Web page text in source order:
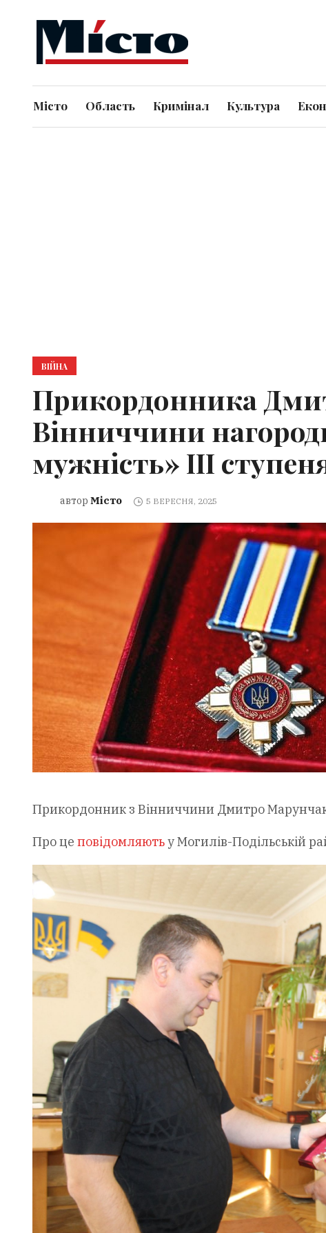
Місто Область Кримінал Культура
ВІЙНА
Прикордонника
Вінниччини
мужність» ІІІ
автор Місто 5 ВЕРЕСНЯ, 2025
Прикордонник з Вінниччини Дмитро Марунчак
Про це повідомляютьу Могилів-Подільській